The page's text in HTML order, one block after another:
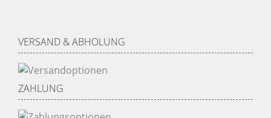
VERSAND & ABHOLUNG
ZAHLUNG